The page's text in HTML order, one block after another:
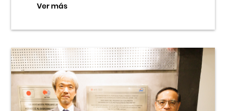
Ver más